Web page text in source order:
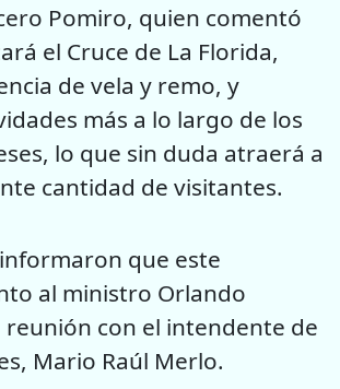
Pomiro, quien comentó
el Cruce de La Florida,
de vela y remo, y
más a lo largo de los
lo que sin duda atraerá a
cantidad de visitantes.
que este
al ministro Orlando
con el intendente de
Mario Raúl Merlo.